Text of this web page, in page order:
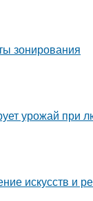
зонирования
урожай при
искусств и